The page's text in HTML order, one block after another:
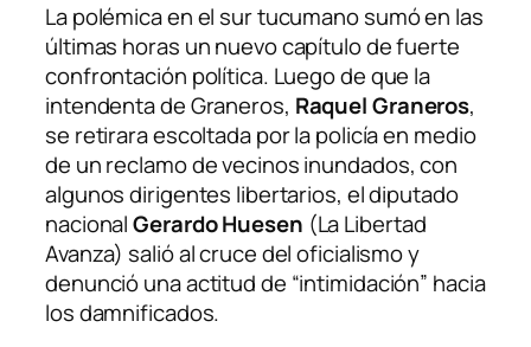
La polémica en el sur tucumano sumó en las
últimas horas un nuevo capítulo de fuerte
confrontación política. Luego de que la
intendenta de Graneros, Raquel Graneros,
se retirara escoltada por la policía en medio
de un reclamo de vecinos inundados, con
algunos dirigentes libertarios, el diputado
nacionalGerardo Huesen (La Libertad
Avanza) salió al cruce del oficialismo y
denunció una actitud de “intimidación” hacia
los damnificados.